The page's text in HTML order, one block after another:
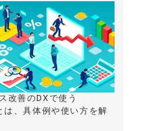
改善のDXで使う
は、具体例や使い方を解